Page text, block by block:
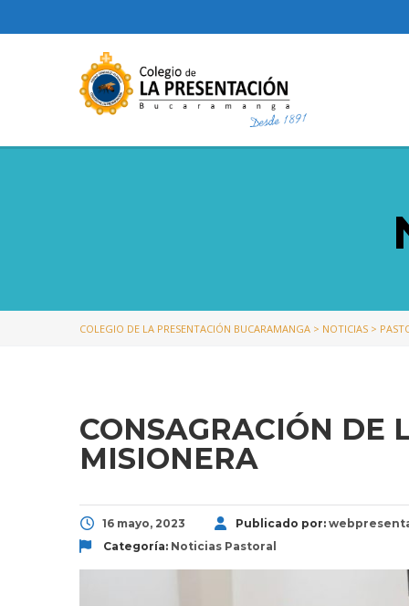
COLEGIO DE LA PRESENTACIÓN BUCARAMANGA > NOTICIAS >
CONSAGRACIÓN DE
MISIONERA
16 mayo, 2023 Publicado por:
Categoría: Noticias Pastoral